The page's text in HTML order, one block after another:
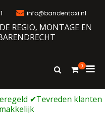
info@bandentaxi.nl
REGIO, MONTAGE EN
Bandengarage met eigen webshop
Toon
0
voor